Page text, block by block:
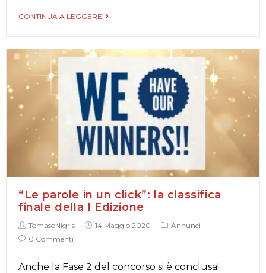
CONTINUA A LEGGERE
“Le parole in un click”: la classifica
finale della I Edizione
TomasoNigris 14 Maggio 2020
Annunci
0 Commenti
Anche la Fase 2 del concorso si è conclusa!